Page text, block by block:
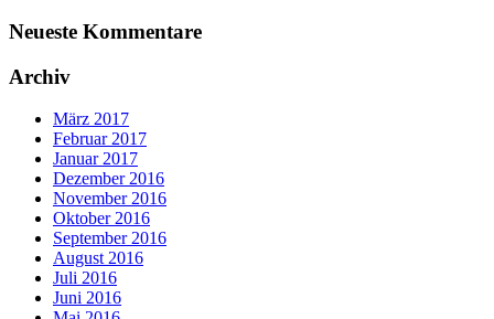
Neueste Kommentare
Archiv
März 2017
Februar 2017
Januar 2017
Dezember 2016
November 2016
Oktober 2016
September 2016
August 2016
Juli 2016
Juni 2016